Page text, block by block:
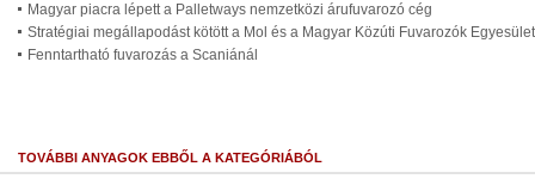
Magyar piacra lépett a Palletways nemzetközi árufuvarozó cég
Stratégiai megállapodást kötött a Mol és a Magyar Közúti Fuvarozók
Fenntartható fuvarozás a Scaniánál
TOVÁBBI ANYAGOK EBBŐL A KATEGÓRIÁBÓL